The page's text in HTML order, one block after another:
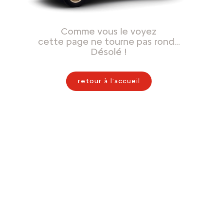
Comme vous le voyez
cette page ne tourne pas rond…
Désolé !
retour à l'accueil